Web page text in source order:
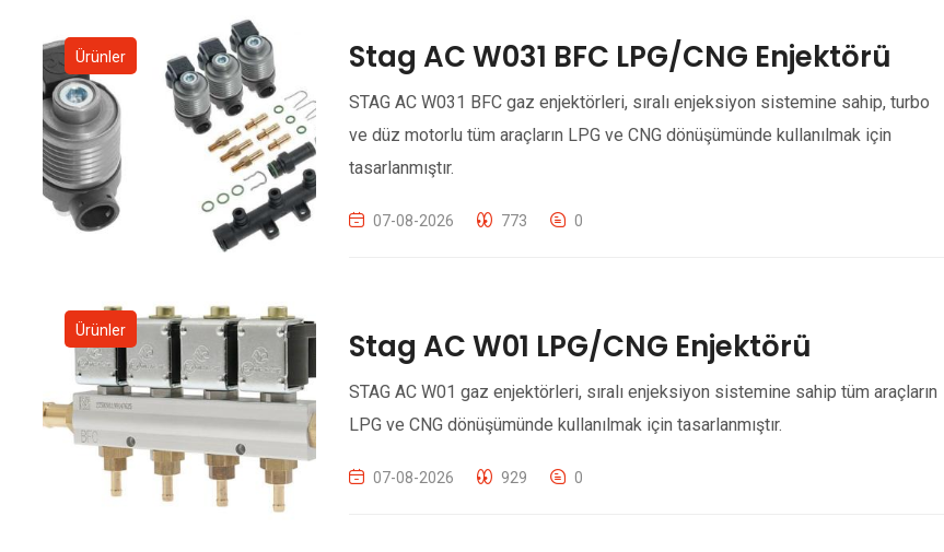
Ürünler Stag AC W031 BFC LPG/CNG Enjektörü
STAG AC W031 BFC gaz enjektörleri, sıralı enjeksiyon sistemine sahip, turbo
ve düz motorlu tüm araçların LPG ve CNG dönüşümünde kullanılmak için
tasarlanmıştır.
07-08-2026 773 0
Ürünler Stag AC W01 LPG/CNG Enjektörü
STAG AC W01 gaz enjektörleri, sıralı enjeksiyon sistemine sahip tüm araçların
LPG ve CNG dönüşümünde kullanılmak için tasarlanmıştır.
07-08-2026 929 0